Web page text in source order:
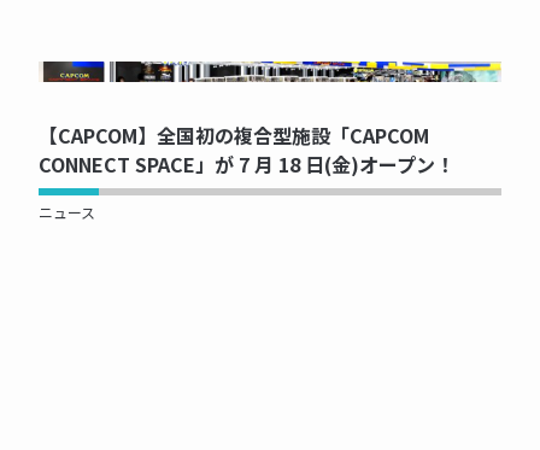
NOW PRINTING...
【CAPCOM】全国初の複合型施設「CAPCOM
CONNECT SPACE」が 7 月 18 日(金)オープン！
ニュース